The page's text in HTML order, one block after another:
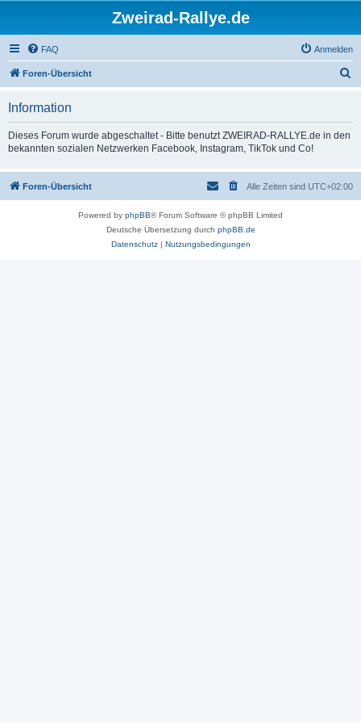
Zweirad-Rallye.de
FAQ Anmelden
Foren-Übersicht
Information
Dieses Forum wurde abgeschaltet - Bitte benutzt ZWEIRAD-RALLYE.de in den
bekannten sozialen Netzwerken Facebook, Instagram, TikTok und Co!
Foren-Übersicht Alle Zeiten sind UTC+02:00
Powered by phpBB® Forum Software © phpBB Limited
Deutsche Übersetzung durch phpBB.de
Datenschutz| Nutzungsbedingungen